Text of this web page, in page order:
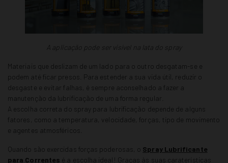
A aplicação pode ser visível na lata do spray
Materiais que deslizam de um lado para o outro desgatam-se e
podem até ficar presos. Para estender a sua vida útil, reduzir o
desgaste e evitar falhas, é sempre aconselhado a fazer a
manutenção da lubrificação de uma forma regular.
A escolha correta do spray para lubrificação depende de alguns
fatores, como a temperatura, velocidade, forças, tipo de movimento
e agentes atmosféricos.
Quando são exercidas forças poderosas, o Spray Lubrificante
para Correntes é a escolha ideal! Graças às suas caraterísticas